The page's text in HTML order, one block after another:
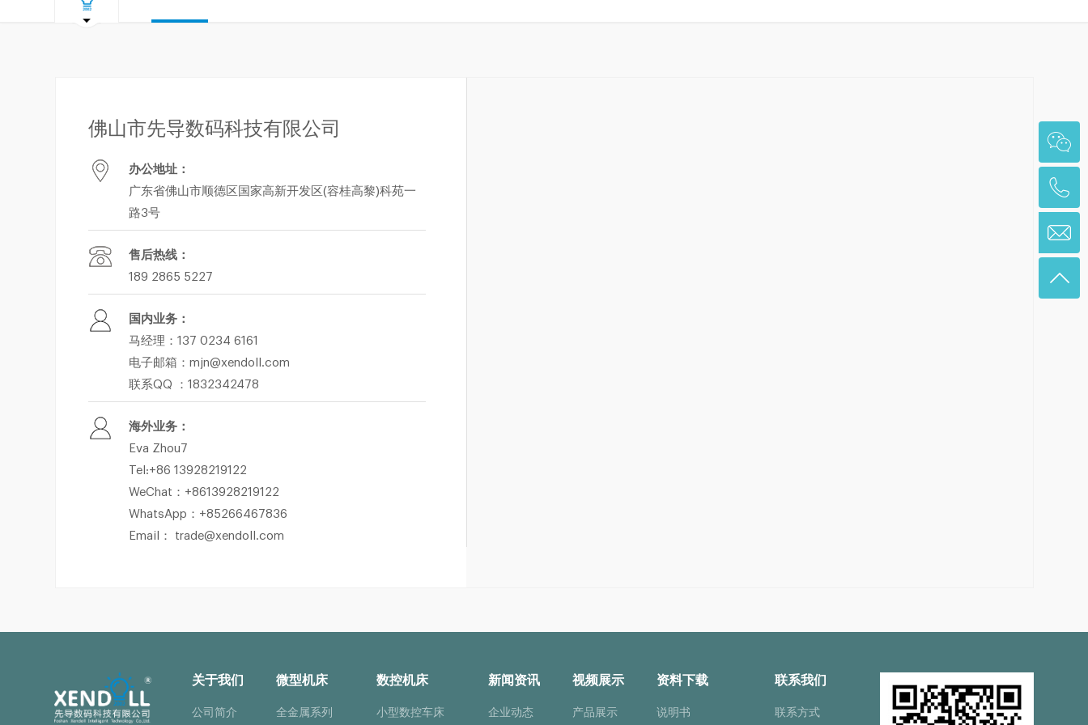
佛山市先导数码科技有限公司
办公地址：
广东省佛山市顺德区国家高新开发区(容桂高黎)科苑一
路3号
售后热线：
189 2865 5227
国内业务：
马经理：137 0234 6161
电子邮箱：mjn@xendoll.com
联系QQ ：1832342478
海外业务：
Eva Zhou7
Tel:+86 13928219122
WeChat：+8613928219122
WhatsApp：+85266467836
Email： trade@xendoll.com
关于我们
公司简介
微型机床
全金属系列
数控机床
小型数控车床
新闻资讯
企业动态
视频展示
产品展示
资料下载
说明书
联系我们
联系方式